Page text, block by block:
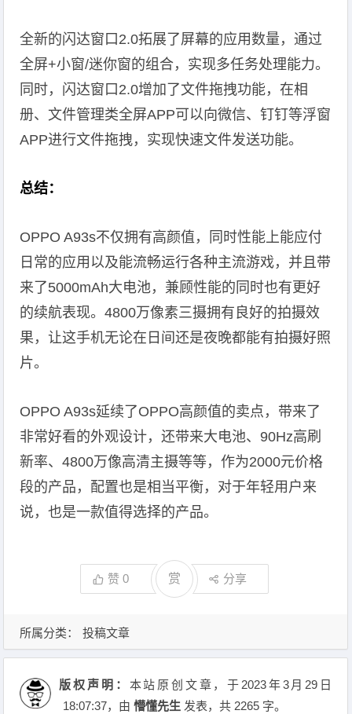
全新的闪达窗口2.0拓展了屏幕的应用数量，通过
全屏+小窗/迷你窗的组合，实现多任务处理能力。
同时，闪达窗口2.0增加了文件拖拽功能，在相
册、文件管理类全屏APP可以向微信、钉钉等浮窗
APP进行文件拖拽，实现快速文件发送功能。
总结：
OPPO A93s不仅拥有高颜值，同时性能上能应付
日常的应用以及能流畅运行各种主流游戏，并且带
来了5000mAh大电池，兼顾性能的同时也有更好
的续航表现。4800万像素三摄拥有良好的拍摄效
果，让这手机无论在日间还是夜晚都能有拍摄好照
片。
OPPO A93s延续了OPPO高颜值的卖点，带来了
非常好看的外观设计，还带来大电池、90Hz高刷
新率、4800万像高清主摄等等，作为2000元价格
段的产品，配置也是相当平衡，对于年轻用户来
说，也是一款值得选择的产品。
赞0 赏 分享
所属分类： 投稿文章
版权声明： 本站原创文章，于2023年3月29日
18:07:37，由懵懂先生 发表，共 2265 字。